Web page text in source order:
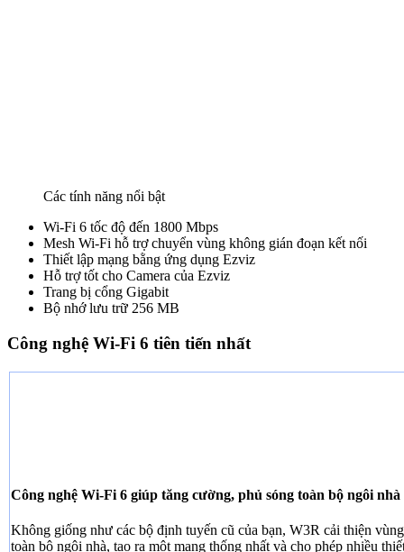
Các tính năng nổi bật
Wi-Fi 6 tốc độ đến 1800 Mbps
Mesh Wi-Fi hỗ trợ chuyển vùng không gián đoạn kết nối
Thiết lập mạng bằng ứng dụng Ezviz
Hỗ trợ tốt cho Camera của Ezviz
Trang bị cổng Gigabit
Bộ nhớ lưu trữ 256 MB
Công nghệ Wi-Fi 6 tiên tiến nhất
Công nghệ Wi-Fi 6 giúp tăng cường, phủ sóng toàn bộ ngôi nhà
Không giống như các bộ định tuyến cũ của bạn, W3R cải thiện
toàn bộ ngôi nhà, tạo ra một mạng thống nhất và cho phép nhiều